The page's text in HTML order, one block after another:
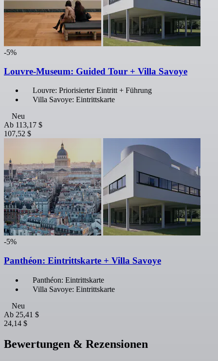
-5%
Louvre-Museum: Guided Tour + Villa Savoye
Louvre: Priorisierter Eintritt + Führung
Villa Savoye: Eintrittskarte
Neu
Ab 113,17 $
107,52 $
-5%
Panthéon: Eintrittskarte + Villa Savoye
Panthéon: Eintrittskarte
Villa Savoye: Eintrittskarte
Neu
Ab 25,41 $
24,14 $
Bewertungen & Rezensionen